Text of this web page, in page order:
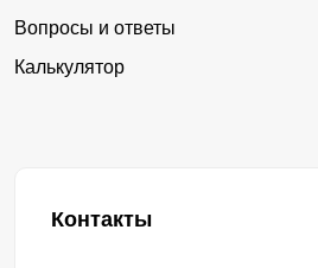
Вопросы и ответы
Калькулятор
Контакты